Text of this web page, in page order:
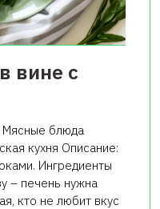
вине с
блюда
кухня Описание:
Ингредиенты
– печень нужна
кто не любит вкус